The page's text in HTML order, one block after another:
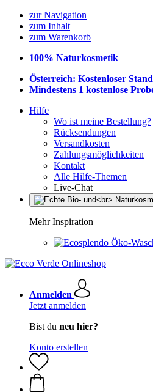
zur Navigation
zum Inhalt
zum Warenkorb
100% Naturkosmetik
Österreich: Kostenloser
Mindestens 1 kostenlose
Hilfe
Wo ist meine Bestellung?
Rücksendungen
Versandkosten
Zahlungsmöglichkeiten
Kontakt
Alle Hilfe-Themen
Live-Chat
Mehr Inspiration
Öko-
Anmelden
Jetzt anmelden
Bist du neu hier?
Konto erstellen